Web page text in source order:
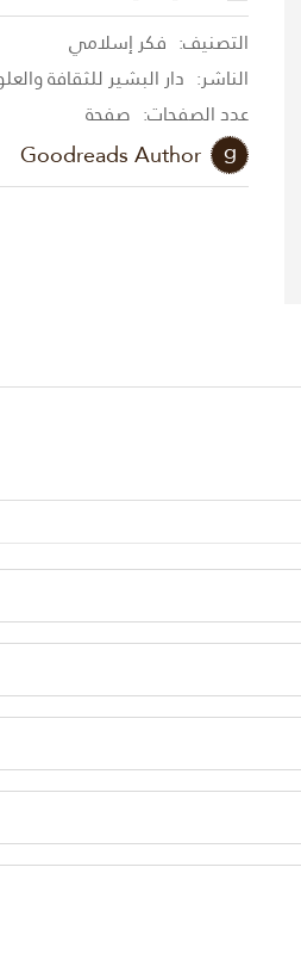
التصنيف: فكر إسلامي
الناشر: دار البشير للثقافة
عدد الصفحات: صفحة
Goodreads Author